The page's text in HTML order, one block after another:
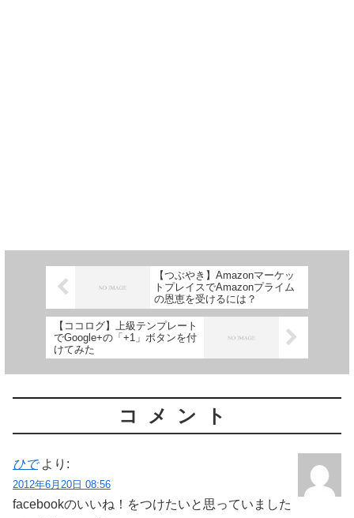
【つぶやき】Amazonマーケッ
トプレイスでAmazonプライム
の恩恵を受けるには？
【ココログ】上級テンプレート
でGoogle+の「+1」ボタンを付
けてみた
コメント
ひで より:
2012年6月20日 08:56
facebookのいいね！をつけたいと思っていました